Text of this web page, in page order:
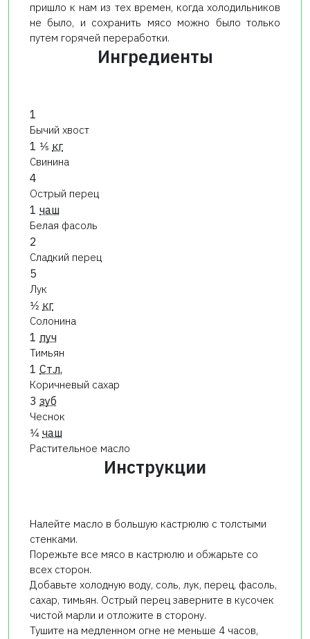
пришло к нам из тех времен, когда холодильников
не было, и сохранить мясо можно было только
путем горячей переработки.
Ингредиенты
1
Бычий хвост
1 1⁄5 кг
Свинина
4
Острый перец
1 чаш
Белая фасоль
2
Сладкий перец
5
Лук
1⁄2 кг
Солонина
1 пуч
Тимьян
1 Ст.л.
Коричневый сахар
3 зуб
Чеснок
1⁄4 чаш
Растительное масло
Инструкции
Налейте масло в большую кастрюлю с толстыми
стенками.
Порежьте все мясо в кастрюлю и обжарьте со
всех сторон.
Добавьте холодную воду, соль, лук, перец, фасоль,
сахар, тимьян. Острый перец заверните в кусочек
чистой марли и отложите в сторону.
Тушите на медленном огне не меньше 4 часов,